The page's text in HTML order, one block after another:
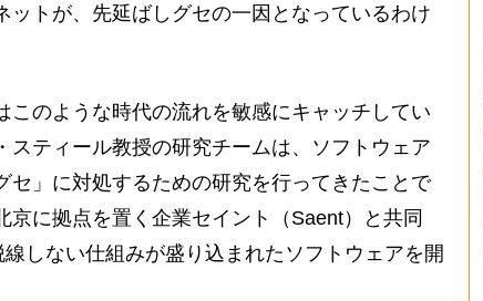
ットが、先延ばしグセの一因となっているわけ
のような時代の流れを敏感にキャッチしてい
スティール教授の研究チームは、ソフトウェア
セ」に対処するための研究を行ってきたことで
京に拠点を置く企業セイント（Saent）と共同
しない仕組みが盛り込まれたソフトウェアを開